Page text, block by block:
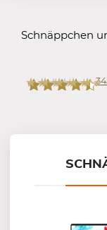
Schnäppchen